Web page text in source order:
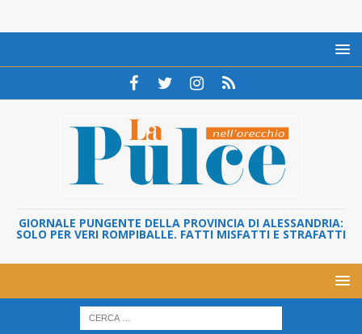
GIORNALE PUNGENTE DELLA PROVINCIA DI ALESSANDRIA:
SOLO PER VERI ROMPIBALLE. FATTI MISFATTI E STRAFATTI